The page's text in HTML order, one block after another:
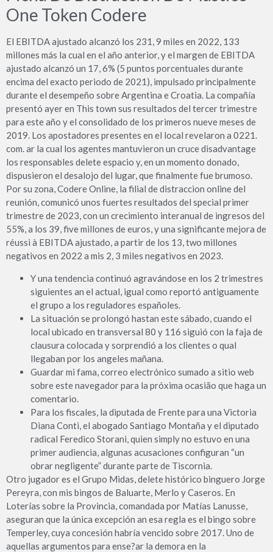
One Token Codere
El EBITDA ajustado alcanzó los 231, 9 miles en 2022, 133
millones más la cual en el año anterior, y el margen de EBITDA
ajustado alcanzó un 17, 6% (5 puntos porcentuales durante
encima del exacto periodo de 2021), impulsado principalmente
durante el desempeño sobre Argentina e Croatia. La compañía
presentó ayer en This town sus resultados del tercer trimestre
para este año y el consolidado de los primeros nueve meses de
2019. Los apostadores presentes en el local revelaron a 0221.
com. ar la cual los agentes mantuvieron un cruce disadvantage
los responsables delete espacio y, en un momento donado,
dispusieron el desalojo del lugar, que finalmente fue brumoso.
Por su zona, Codere Online, la filial de distraccion online del
reunión, comunicó unos fuertes resultados del special primer
trimestre de 2023, con un crecimiento interanual de ingresos del
55%, a los 39, five millones de euros, y una significante mejora de
réussi à EBITDA ajustado, a partir de los 13, two millones
negativos en 2022 a mis 2, 3 miles negativos en 2023.
Y una tendencia continuó agravándose en los 2 trimestres
siguientes an el actual, igual como reportó antiguamente
el grupo a los reguladores españoles.
La situación se prolongó hastan este sábado, cuando el
local ubicado en transversal 80 y 116 siguió con la faja de
clausura colocada y sorprendió a los clientes o qual
llegaban por los angeles mañana.
Guardar mi fama, correo electrónico sumado a sitio web
sobre este navegador para la próxima ocasião que haga un
comentario.
Para los fiscales, la diputada de Frente para una Victoria
Diana Conti, el abogado Santiago Montaña y el diputado
radical Feredico Storani, quien simply no estuvo en una
primer audiencia, algunas acusaciones configuran “un
obrar negligente” durante parte de Tiscornia.
Otro jugador es el Grupo Midas, delete histórico binguero Jorge
Pereyra, con mis bingos de Baluarte, Merlo y Caseros. En
Loterías sobre la Provincia, comandada por Matías Lanusse,
aseguran que la única excepción an esa regla es el bingo sobre
Temperley, cuya concesión habría vencido sobre 2017. Uno de
aquellas argumentos para ense?ar la demora en la